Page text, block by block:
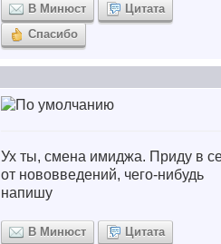
В Минюст
Цитата
Спасибо
Ух ты, смена имиджа. Приду в
от нововведений, чего-нибудь
напишу
В Минюст
Цитата